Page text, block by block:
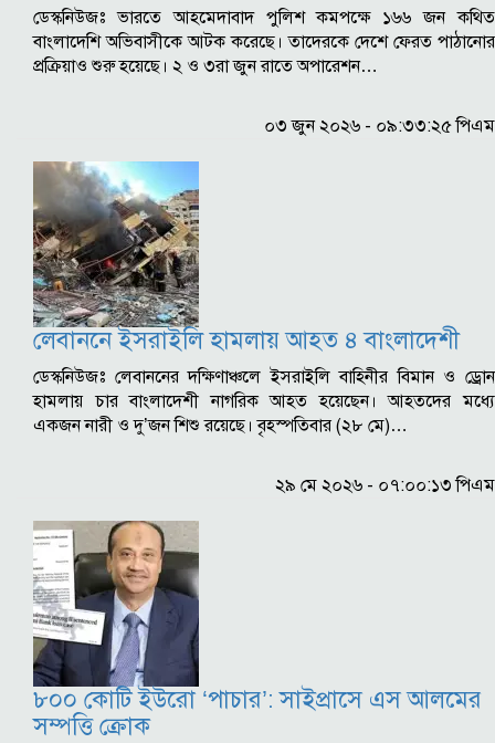
ডেস্কনিউজঃ ভারতে আহমেদাবাদ পুলিশ কমপক্ষে ১৬৬ জন কথিত
বাংলাদেশি অভিবাসীকে আটক করেছে। তাদেরকে দেশে ফেরত পাঠানোর
প্রক্রিয়াও শুরু হয়েছে। ২ ও ৩রা জুন রাতে অপারেশন…
০৩ জুন ২০২৬ - ০৯:৩৩:২৫ পিএম
লেবাননে ইসরাইলি হামলায় আহত ৪ বাংলাদেশী
ডেস্কনিউজঃ লেবাননের দক্ষিণাঞ্চলে ইসরাইলি বাহিনীর বিমান ও ড্রোন
হামলায় চার বাংলাদেশী নাগরিক আহত হয়েছেন। আহতদের মধ্যে
একজন নারী ও দু’জন শিশু রয়েছে। বৃহস্পতিবার (২৮ মে)…
২৯ মে ২০২৬ - ০৭:০০:১৩ পিএম
৮০০ কোটি ইউরো ‘পাচার’: সাইপ্রাসে এস আলমের
সম্পত্তি ক্রোক